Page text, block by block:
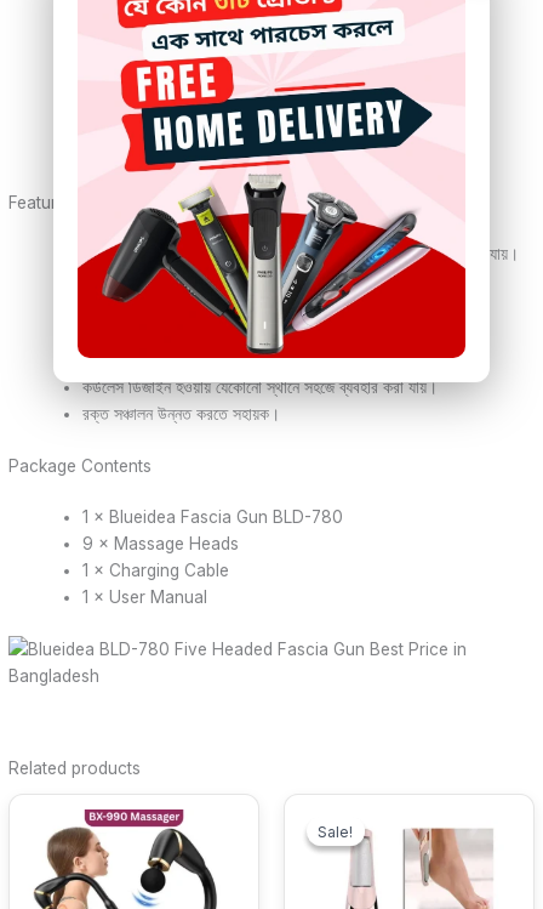
Control System:One-Button Operation
Handle Design:Ergonomic Anti-Slip Grip
Noise Level:Low-Noise Motor Technology
Power Source:Rechargeable Built-in Battery
Usage Type:Cordless
Portability:Lightweight & Travel-Friendly
Features (বাংলা)
৬টি স্পিড লেভেল থাকায় প্রয়োজন অনুযায়ী ম্যাসাজের তীব্রতা নিয়ন্ত্রণ করা যায়।
৯ ধরনের ম্যাসাজ হেড শরীরের বিভিন্ন অংশে কার্যকর ম্যাসাজ প্রদান করে।
ডিপ টিস্যু ম্যাসাজ প্রযুক্তি পেশির ক্লান্তি ও ব্যথা কমাতে সহায়তা করে।
ল্যাকটিক অ্যাসিড কমিয়ে দ্রুত মাংসপেশি পুনরুদ্ধারে সাহায্য করে।
উন্নত মোটর প্রযুক্তির কারণে কম শব্দে কাজ করে।
কর্ডলেস ডিজাইন হওয়ায় যেকোনো স্থানে সহজে ব্যবহার করা যায়।
রক্ত সঞ্চালন উন্নত করতে সহায়ক।
Package Contents
1 × Blueidea Fascia Gun BLD-780
9 × Massage Heads
1 × Charging Cable
1 × User Manual
Related products
Sale!
Sale!
was:
850.00৳ .